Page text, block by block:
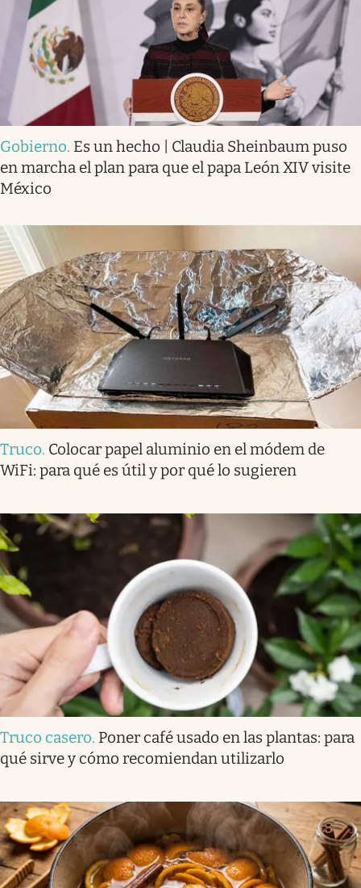
Gobierno. Es un hecho | Claudia Sheinbaum puso
en marcha el plan para que el papa León XIV visite
México
Truco. Colocar papel aluminio en el módem de
WiFi: para qué es útil y por qué lo sugieren
Truco casero. Poner café usado en las plantas: para
qué sirve y cómo recomiendan utilizarlo